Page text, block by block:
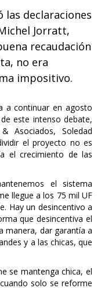
las declaraciones
Jorratt,
recaudación
no era
impositivo.
a continuar en agosto
este intenso debate,
Asociados, Soledad
el proyecto no es
el crecimiento de las
el sistema
llegue a los 75 mil UF
Hay un desincentivo a
que desincentiva el
manera, dar garantía a
y a las chicas, que
se mantenga chica, el
solo se reforme